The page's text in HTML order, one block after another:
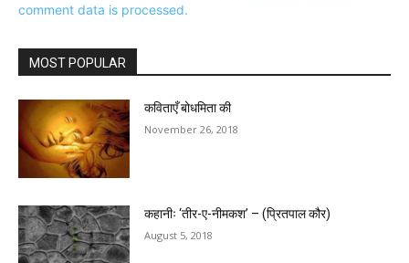
comment data is processed.
MOST POPULAR
कविताएँ बोधमिता की
November 26, 2018
कहानीः ‘तीर-ए-नीमकश’ – (प्रितपाल कौर)
August 5, 2018